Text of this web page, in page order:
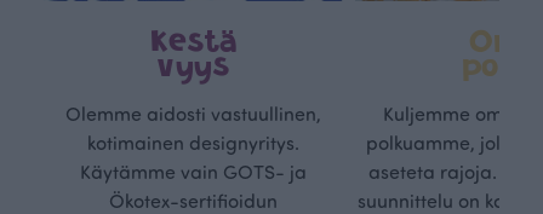
Kestä
vyys
Olemme aidosti vastuullinen,
kotimainen designyritys.
Käytämme vain GOTS- ja
Ökotex-sertifioidun
Oma
Kuljemme omaa,
polkuamme, jolla
aseteta rajoja.
suunnittelu on